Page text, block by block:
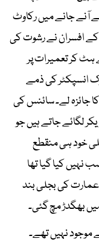
آنے جانے میں رکاوٹ
کے افسران نے رشوت کی
ہٹ کر تعمیرات پر
انسپکٹر کی ذمے
جائزہ لے۔ سائنس کی
لگائے جاتے ہیں جو
خود ہی منقطع
نہیں کیا گیا تھا
عمارت کی بجلی بند
بھگدڑ مچ گئی۔
موجود نہیں تھے۔